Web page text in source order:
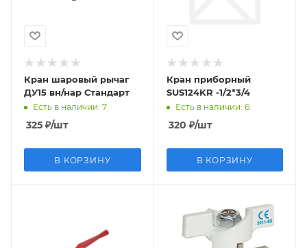
Кран шаровый рычаг
ДУ15 вн/нар Стандарт
Есть в наличии: 7
325 ₽/шт
В КОРЗИНУ
Кран приборный
SUS124KR -1/2*3/4
Есть в наличии: 6
320 ₽/шт
В КОРЗИНУ